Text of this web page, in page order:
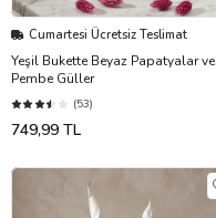
Cumartesi Ücretsiz Teslimat
Yeşil Bukette Beyaz Papatyalar ve
Pembe Güller
(53)
749,99 TL